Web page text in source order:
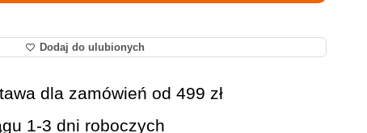
Dodaj do ulubionych
dla zamówień od 499 zł
1-3 dni roboczych